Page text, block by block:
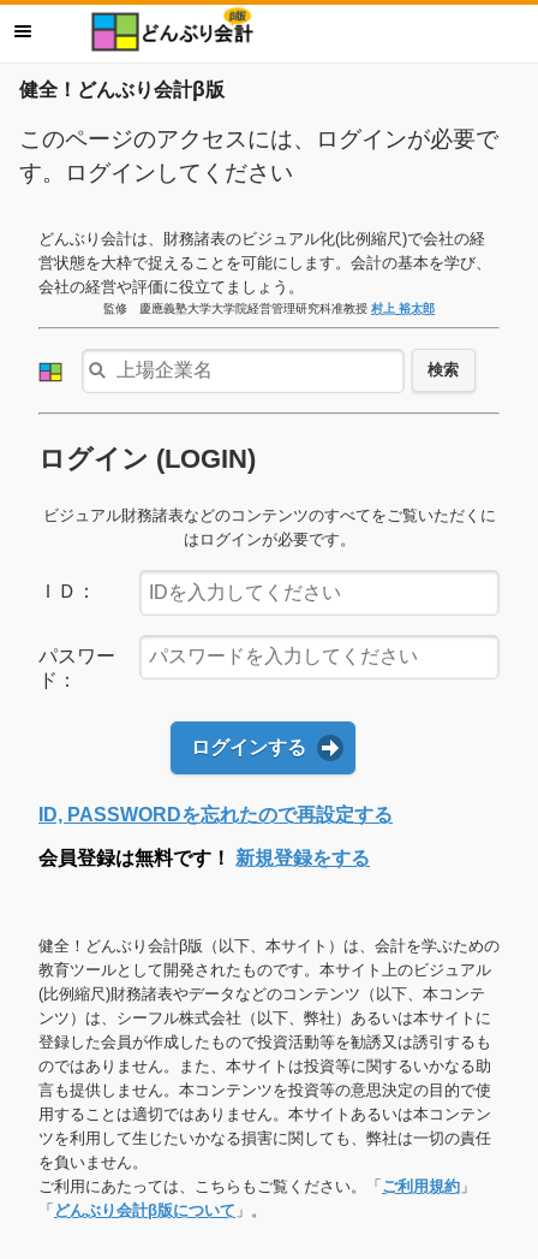
健全！どんぶり会計β版
このページのアクセスには、ログインが必要で
す。ログインしてください
どんぶり会計は、財務諸表のビジュアル化(比例縮尺)で会社の経
営状態を大枠で捉えることを可能にします。会計の基本を学び、
会社の経営や評価に役立てましょう。
監修 慶應義塾大学大学院経営管理研究科准教授 村上 裕太郎
検索
ログイン (LOGIN)
ビジュアル財務諸表などのコンテンツのすべてをご覧いただくに
はログインが必要です。
ＩＤ：
パスワー
ド：
ログインする
ID, PASSWORDを忘れたので再設定する
会員登録は無料です！ 新規登録をする
健全！どんぶり会計β版（以下、本サイト）は、会計を学ぶための
教育ツールとして開発されたものです。本サイト上のビジュアル
(比例縮尺)財務諸表やデータなどのコンテンツ（以下、本コンテ
ンツ）は、シーフル株式会社（以下、弊社）あるいは本サイトに
登録した会員が作成したもので投資活動等を勧誘又は誘引するも
のではありません。また、本サイトは投資等に関するいかなる助
言も提供しません。本コンテンツを投資等の意思決定の目的で使
用することは適切ではありません。本サイトあるいは本コンテン
ツを利用して生じたいかなる損害に関しても、弊社は一切の責任
を負いません。
ご利用にあたっては、こちらもご覧ください。「 ご利用規約 」
「 どんぶり会計β版について 」。